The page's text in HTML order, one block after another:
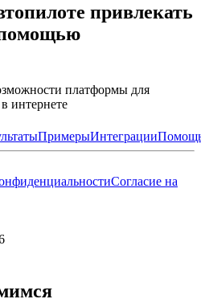
привлекать
платформы для
интернете
ПримерыИнтеграции
Согласие на